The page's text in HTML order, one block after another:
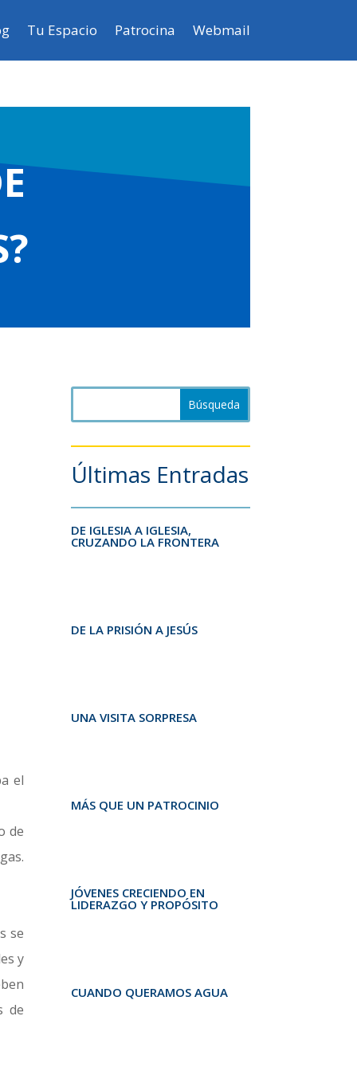
Tu Espacio Patrocina Webmail
el
de
se
y
de
Últimas Entradas
DE IGLESIA A IGLESIA,
CRUZANDO LA FRONTERA
DE LA PRISIÓN A JESÚS
UNA VISITA SORPRESA
MÁS QUE UN PATROCINIO
JÓVENES CRECIENDO EN
LIDERAZGO Y PROPÓSITO
CUANDO QUERAMOS AGUA